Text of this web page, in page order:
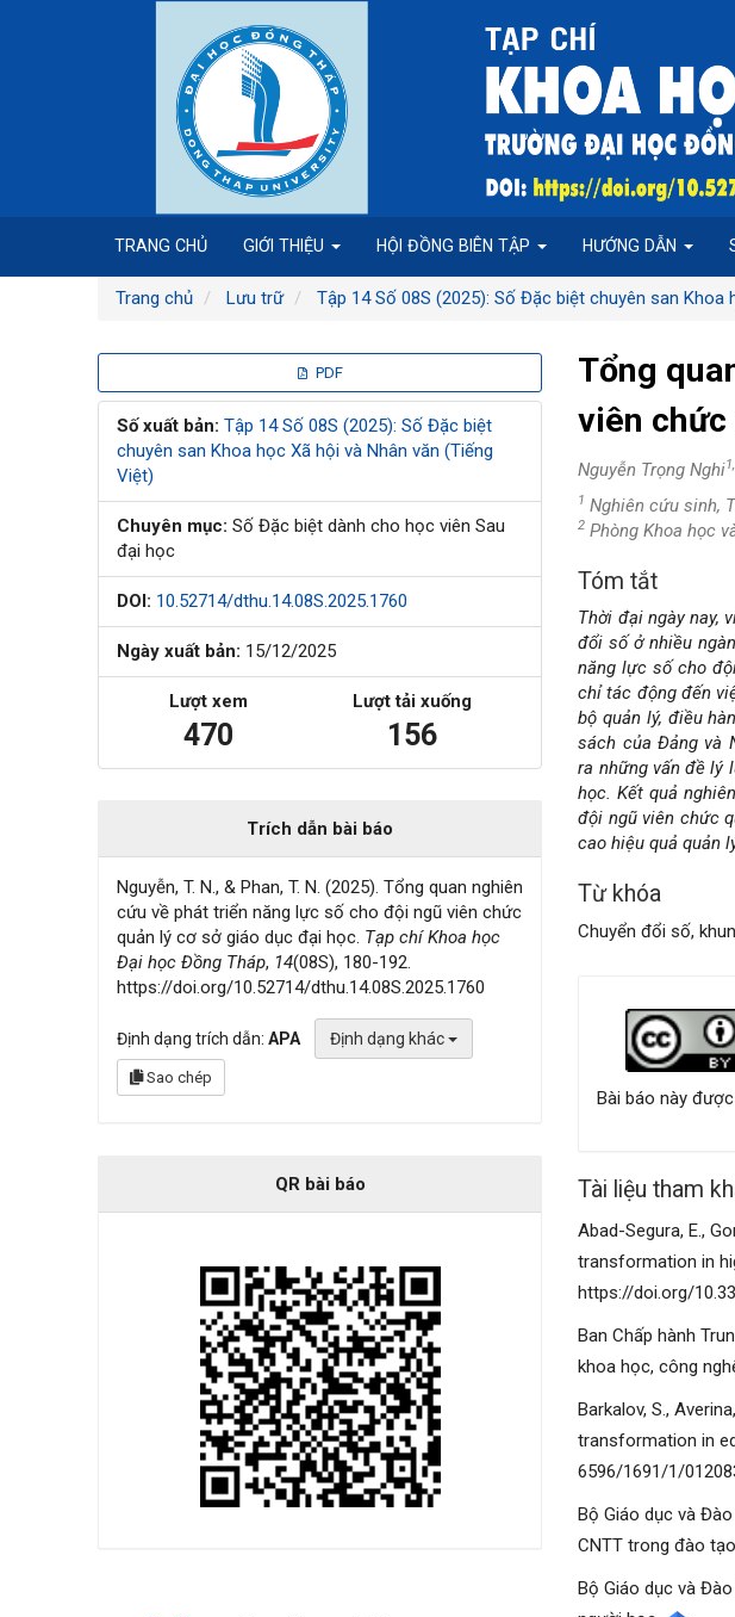
TRANG CHỦ GIỚI THIỆU HỘI ĐỒNG BIÊN TẬP HƯỚNG DẪN
Trang chủ Lưu trữ Tập 14 Số 08S (2025): Số Đặc biệt chuyên san Khoa
Thanh
bên
bài
viết
PDF
Số xuất bản: Tập 14 Số 08S (2025): Số Đặc biệt
chuyên san Khoa học Xã hội và Nhân văn (Tiếng
Việt)
Chuyên mục: Số Đặc biệt dành cho học viên Sau
đại học
DOI: 10.52714/dthu.14.08S.2025.1760
Ngày xuất bản: 15/12/2025
Lượt xem
470
Lượt tải xuống
156
Trích dẫn bài báo
Nguyễn, T. N., & Phan, T. N. (2025). Tổng quan nghiên
cứu về phát triển năng lực số cho đội ngũ viên chức
quản lý cơ sở giáo dục đại học. Tạp chí Khoa học
Đại học Đồng Tháp, 14(08S), 180-192.
https://doi.org/10.52714/dthu.14.08S.2025.1760
Định dạng trích dẫn:APA Định dạng khác
Sao chép
QR bài báo
Tổng
viên
Nguyễn Trọng Nghi1,
1 Nghiên cứu sinh,
2 Phòng Khoa học
Nội
dung
chính
của
bài
viết
Tóm tắt
Thời đại ngày nay,
đổi số ở nhiều
năng lực số cho
chỉ tác động đến
bộ quản lý, điều
sách của Đảng và
ra những vấn đề lý
học. Kết quả
đội ngũ viên chức
cao hiệu quả quản
Từ khóa
Chuyển đổi số,
bài
Bài báo này
Tài liệu tham
Abad-Segura, E.,
transformation in
https://doi.org/
Ban Chấp hành
khoa học, công
Barkalov, S.,
transformation in
6596/1691/1/
Bộ Giáo dục và
CNTT trong đào
Bộ Giáo dục và